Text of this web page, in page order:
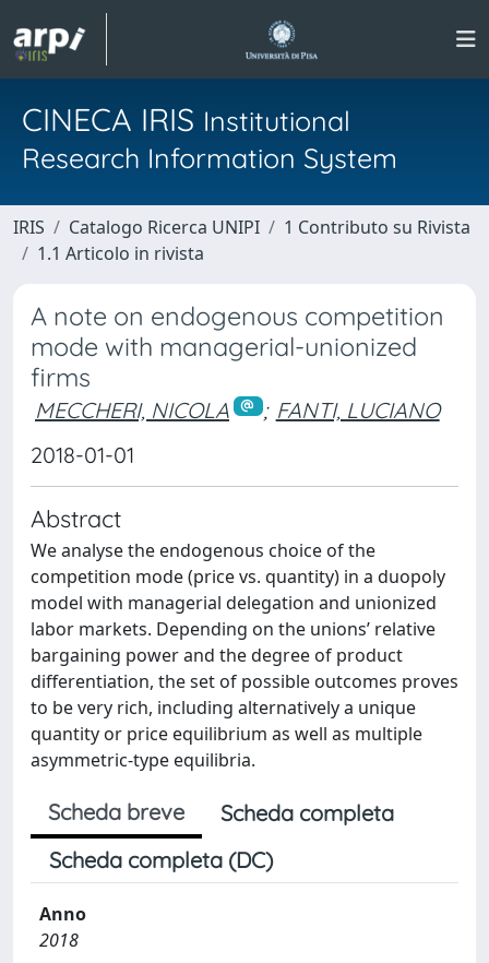
CINECA IRIS Institutional
Research Information System
IRIS Catalogo Ricerca UNIPI
1 Contributo su Rivista
1.1 Articolo in rivista
A note on endogenous competition
mode with managerial-unionized
firms
MECCHERI, NICOLA ; FANTI, LUCIANO
2018-01-01
Abstract
We analyse the endogenous choice of the
competition mode (price vs. quantity) in a duopoly
model with managerial delegation and unionized
labor markets. Depending on the unions’ relative
bargaining power and the degree of product
differentiation, the set of possible outcomes proves
to be very rich, including alternatively a unique
quantity or price equilibrium as well as multiple
asymmetric-type equilibria.
Scheda breve
Scheda completa
Scheda completa (DC)
Anno
2018